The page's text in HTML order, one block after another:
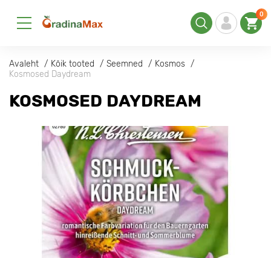
0
Avaleht Kõik tooted Seemned
Kosmos
Kosmosed Daydream
KOSMOSED DAYDREAM